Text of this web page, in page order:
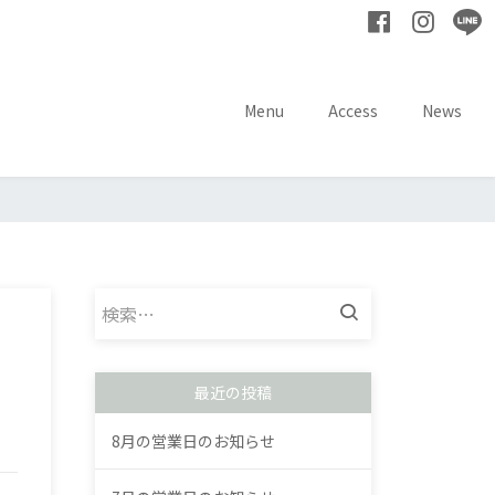
Menu Access News
索:
最近の投稿
8月の営業日のお知らせ